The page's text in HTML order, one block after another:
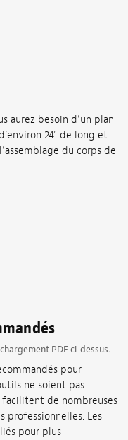
aurez besoin d’un plan
24" de long et
du corps de
PDF ci-dessus.
pour
ne soient pas
de nombreuses
professionnelles. Les
pour plus